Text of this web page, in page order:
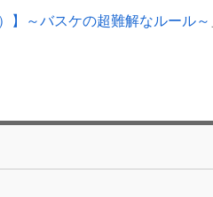
】～バスケの超難解なルール～